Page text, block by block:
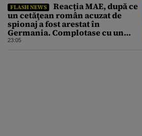
FLASH NEWS
Reacția MAE, după ce
un cetăţean român acuzat de
spionaj a fost arestat în
Germania. Complotase cu un
ucrainean ca să asasineze un
23:05